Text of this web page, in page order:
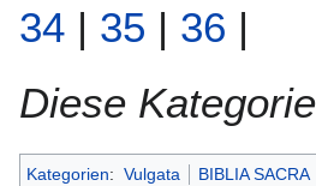
34 | 35 | 36 |
Diese
Kategorien: Vulgata BIBLIA SACRA